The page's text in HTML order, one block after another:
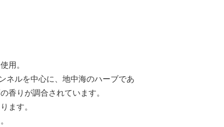
用。
ネルを中心に、地中海のハーブであ
香りが調合されています。
ます。